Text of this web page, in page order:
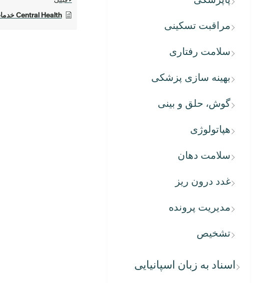
مراقبت تسکینی
سلامت رفتاری
بهینه سازی پزشکی
گوش، حلق و بینی
هپاتولوژی
سلامت دهان
غدد درون ریز
مدیریت پرونده
تشخیص
اسناد به زبان اسپانیایی
Central Health خدمات روانپزشکی